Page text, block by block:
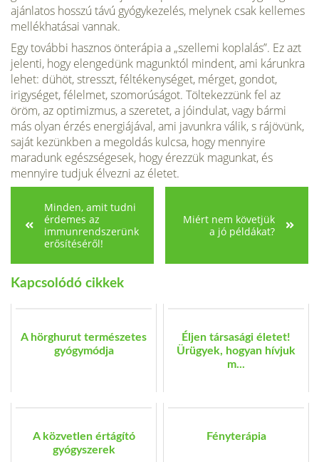
ajánlatos hosszú távú gyógykezelés, melynek csak kellemes
mellékhatásai vannak.
Egy további hasznos önterápia a „szellemi koplalás”. Ez azt
jelenti, hogy elengedünk magunktól mindent, ami kárunkra
lehet: dühöt, stresszt, féltékenységet, mérget, gondot,
irigységet, félelmet, szomorúságot. Töltekezzünk fel az
öröm, az optimizmus, a szeretet, a jóindulat, vagy bármi
más olyan érzés energiájával, ami javunkra válik, s rájövünk,
saját kezünkben a megoldás kulcsa, hogy mennyire
maradunk egészségesek, hogy érezzük magunkat, és
mennyire tudjuk élvezni az életet.
Minden, amit tudni
érdemes az
immunrendszerünk
erősítéséről!
Miért nem követjük
a jó példákat?
Kapcsolódó cikkek
A hörghurut természetes
gyógymódja
Éljen társasági életet!
Ürügyek, hogyan hívjuk
m...
A közvetlen értágító
gyógyszerek
Fényterápia